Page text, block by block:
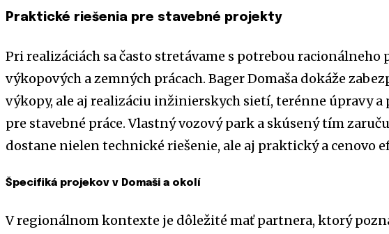
Praktické riešenia pre stavebné projekty
Pri realizáciách sa často stretávame s potrebou racionálneho
výkopových a zemných prácach. Bager Domaša dokáže
výkopy, ale aj realizáciu inžinierskych sietí, terénne úpravy
pre stavebné práce. Vlastný vozový park a skúsený tím
dostane nielen technické riešenie, ale aj praktický a cenovo
Špecifiká projekov v Domaši a okolí
V regionálnom kontexte je dôležité mať partnera, ktorý